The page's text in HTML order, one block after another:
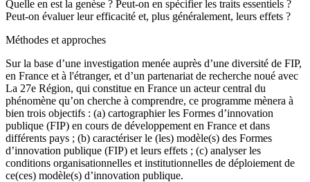
Quelle en est la genèse ? Peut-on en spécifier les traits essentiels ?
Peut-on évaluer leur efficacité et, plus généralement, leurs effets ?
Méthodes et approches
Sur la base d’une investigation menée auprès d’une diversité de FIP,
en France et à l'étranger, et d’un partenariat de recherche noué avec
La 27e Région, qui constitue en France un acteur central du
phénomène qu’on cherche à comprendre, ce programme mènera à
bien trois objectifs : (a) cartographier les Formes d’innovation
publique (FIP) en cours de développement en France et dans
différents pays ; (b) caractériser le (les) modèle(s) des Formes
d’innovation publique (FIP) et leurs effets ; (c) analyser les
conditions organisationnelles et institutionnelles de déploiement de
ce(ces) modèle(s) d’innovation publique.